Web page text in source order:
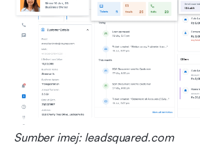
Sumber imej: leadsquared.com